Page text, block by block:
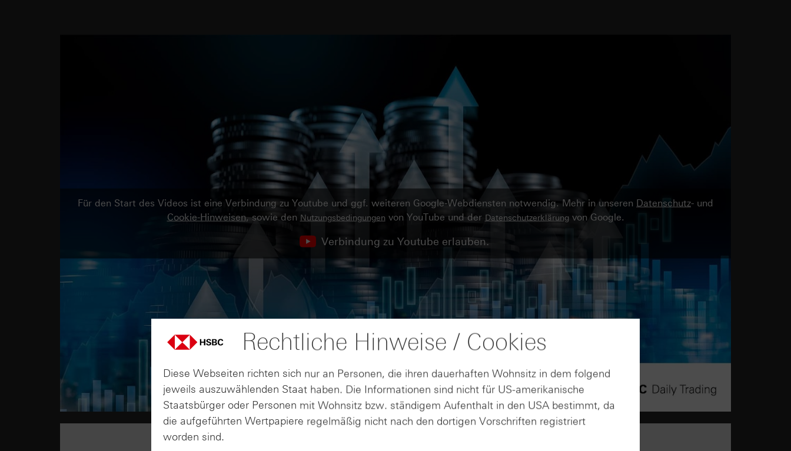
Für den Start des Videos ist eine Verbindung zu Youtube und ggf. weiteren Google-Webdiensten notwendig. Mehr in unseren Datenschutz- und
Cookie-Hinweisen, sowie den Nutzungsbedingungen von YouTube und der Datenschutzerklärungvon Google.
Verbindung zu Youtube erlauben.
Rechtliche Hinweise / Cookies
Diese Webseiten richten sich nur an Personen, die ihren dauerhaften Wohnsitz in dem folgend
jeweils auszuwählenden Staat haben. Die Informationen sind nicht für US-amerikanische
Staatsbürger oder Personen mit Wohnsitz bzw. ständigem Aufenthalt in den USA bestimmt, da
die aufgeführten Wertpapiere regelmäßig nicht nach den dortigen Vorschriften registriert
worden sind.